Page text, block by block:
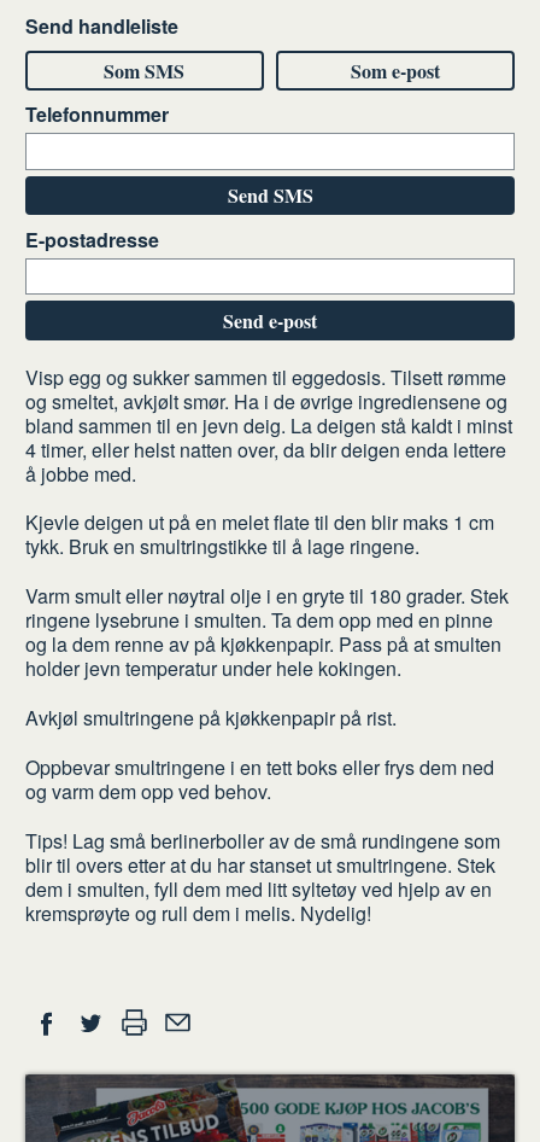
Send handleliste
Som SMS
Som e-post
Telefonnummer
Send SMS
E-postadresse
Send e-post
Slik
gjør
du
Visp egg og sukker sammen til eggedosis. Tilsett rømme
og smeltet, avkjølt smør. Ha i de øvrige ingrediensene og
bland sammen til en jevn deig. La deigen stå kaldt i minst
4 timer, eller helst natten over, da blir deigen enda lettere
å jobbe med.
Kjevle deigen ut på en melet flate til den blir maks 1 cm
tykk. Bruk en smultringstikke til å lage ringene.
Varm smult eller nøytral olje i en gryte til 180 grader. Stek
ringene lysebrune i smulten. Ta dem opp med en pinne
og la dem renne av på kjøkkenpapir. Pass på at smulten
holder jevn temperatur under hele kokingen.
Avkjøl smultringene på kjøkkenpapir på rist.
Oppbevar smultringene i en tett boks eller frys dem ned
og varm dem opp ved behov.
Tips! Lag små berlinerboller av de små rundingene som
blir til overs etter at du har stanset ut smultringene. Stek
dem i smulten, fyll dem med litt syltetøy ved hjelp av en
kremsprøyte og rull dem i melis. Nydelig!
Del
på
Facebook
på
Twitter
ut en
venn